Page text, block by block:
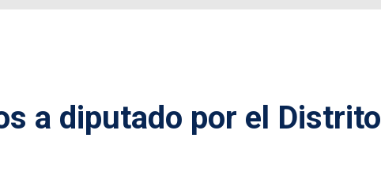
a diputado por el Distrito